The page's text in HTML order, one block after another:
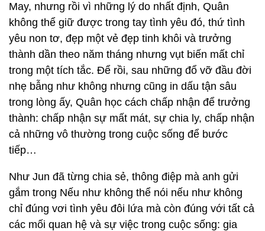
May, nhưng rồi vì những lý do nhất định, Quân
không thể giữ được trong tay tình yêu đó, thứ tình
yêu non tơ, đẹp một vẻ đẹp tinh khôi và trưởng
thành dần theo năm tháng nhưng vụt biến mất chỉ
trong một tích tắc. Để rồi, sau những đổ vỡ đầu đời
nhẹ bẫng như không nhưng cũng in dấu tận sâu
trong lòng ấy, Quân học cách chấp nhận để trưởng
thành: chấp nhận sự mất mát, sự chia ly, chấp nhận
cả những vô thường trong cuộc sống để bước
tiếp…
Như Jun đã từng chia sẻ, thông điệp mà anh gửi
gắm trong Nếu như không thể nói nếu như không
chỉ đúng vơi tình yêu đôi lứa mà còn đúng với tất cả
các mối quan hệ và sự việc trong cuộc sống: gia